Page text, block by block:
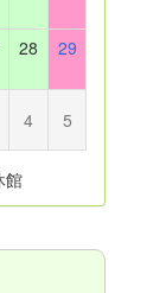
28 29
4 5
館